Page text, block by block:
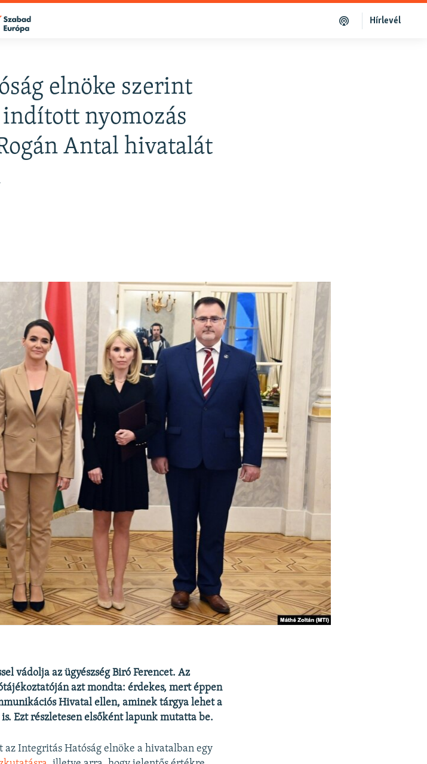
Hírlevél
elnöke szerint
indított nyomozás
Antal hivatalát
vádolja az ügyészség Biró Ferencet. Az
azt mondta: érdekes, mert éppen
Hivatal ellen, aminek tárgya lehet a
Ezt részletesen elsőként lapunk mutatta be.
Integritás Hatóság elnöke a hivatalban egy
Podcasts